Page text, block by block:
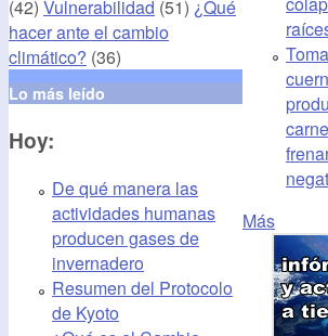
(42) Vulnerabilidad (51) ¿Qué
hacer ante el cambio
climático? (36)
Lo más leído
Hoy:
De qué manera las
actividades humanas
producen gases de
invernadero
Resumen del Protocolo
de Kyoto
Más